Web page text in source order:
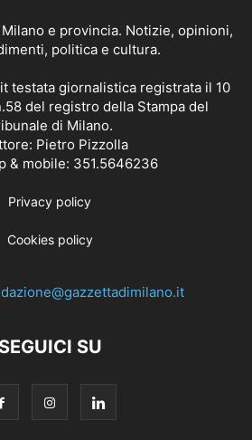
e provincia. Notizie, opinioni,
politica e cultura.
testata giornalistica registrata il 10
del registro della Stampa del
di Milano.
Pietro Pizzolla
& mobile: 351.5646236
Privacy policy
Cookies policy
SEGUICI SU